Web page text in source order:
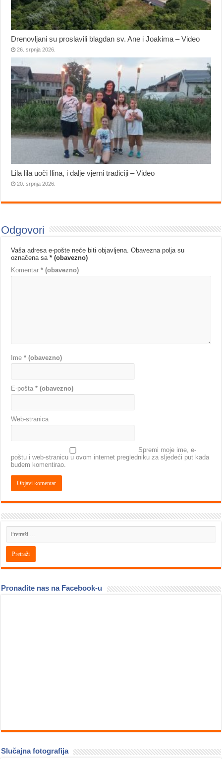
Drenovljani su proslavili blagdan sv. Ane i Joakima – Video
26. srpnja 2026.
Lila lila uoči Ilina, i dalje vjerni tradiciji – Video
20. srpnja 2026.
Odgovori
Vaša adresa e-pošte neće biti objavljena. Obavezna polja su
označena sa* (obavezno)
Komentar* (obavezno)
Ime* (obavezno)
E-pošta* (obavezno)
Web-stranica
Spremi moje ime, e-
poštu i web-stranicu u ovom internet pregledniku za sljedeći put kada
budem komentirao.
Pronađite nas na Facebook-u
Slučajna fotografija